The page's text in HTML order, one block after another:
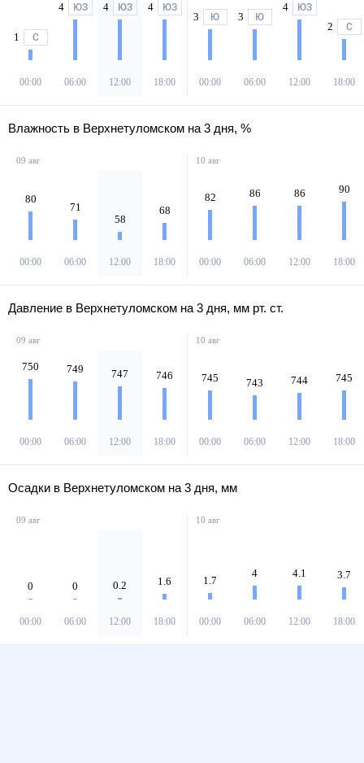
1 С
00:00
4 ЮЗ
06:00
4 ЮЗ
12:00
4 ЮЗ
18:00
3 Ю
00:00
3 Ю
06:00
4 ЮЗ
12:00
2 С
18:00
Влажность в Верхнетуломском на 3 дня, %
09 авг
80
00:00
71
06:00
58
12:00
68
18:00
10 авг
82
00:00
86
06:00
86
12:00
90
18:00
Давление в Верхнетуломском на 3 дня, мм рт. ст.
09 авг
750
00:00
749
06:00
747
12:00
746
18:00
10 авг
745
00:00
743
06:00
744
12:00
745
18:00
Осадки в Верхнетуломском на 3 дня, мм
09 авг
0
00:00
0
06:00
0.2
12:00
1.6
18:00
10 авг
1.7
00:00
4
06:00
4.1
12:00
3.7
18:00